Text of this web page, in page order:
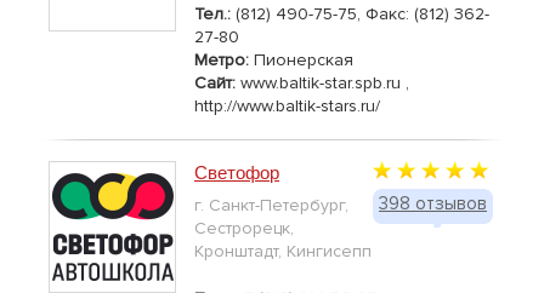
Тел.: (812) 490-75-75, Факс: (812) 362-
27-80
Метро: Пионерская
Сайт: www.baltik-star.spb.ru ,
http://www.baltik-stars.ru/
398 отзывов
Светофор
г. Санкт-Петербург,
Сестрорецк,
Кронштадт, Кингисепп